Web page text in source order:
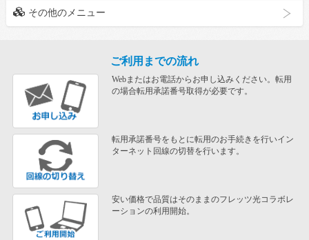
o その他のメニュー
ご利用までの流れ
Webまたはお電話からお申し込みください。転用
の場合転用承諾番号取得が必要です。
転用承諾番号をもとに転用のお手続きを行いイン
ターネット回線の切替を行います。
安い価格で品質はそのままのフレッツ光コラボレ
ーションの利用開始。